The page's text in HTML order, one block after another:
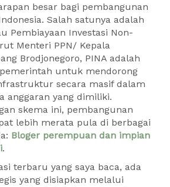
besar bagi pembangunan
Salah satunya adalah
Pembiayaan Investasi Non-
Menteri PPN/ Kepala
Brodjonegoro, PINA adalah
untuk mendorong
secara masif dalam
anggaran yang dimiliki.
skema ini, pembangunan
lebih merata pula di berbagai
Bloger perempuan dan impian
.
terbaru yang saya baca, ada
yang disiapkan melalui